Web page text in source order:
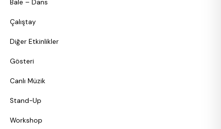
Bale – Dans
Çalıştay
Diğer Etkinlikler
Gösteri
Canlı Müzik
Stand-Up
Workshop